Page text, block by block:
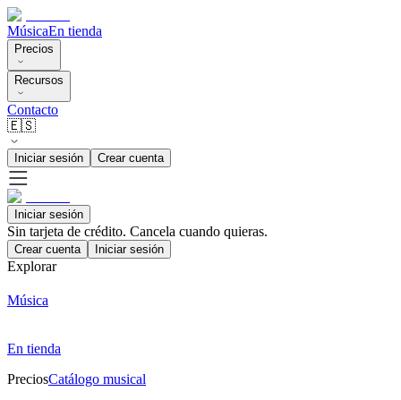
MúsicaEn tienda
Precios
Recursos
Contacto
🇪🇸
Iniciar sesión Crear cuenta
Iniciar sesión
Sin tarjeta de crédito. Cancela cuando quieras.
Crear cuenta Iniciar sesión
Explorar
Música
En tienda
PreciosCatálogo musical